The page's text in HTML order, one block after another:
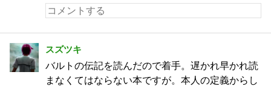
スズツキ
バルトの伝記を読んだので着手。遅かれ早かれ読
まなくてはならない本ですが。本人の定義からし